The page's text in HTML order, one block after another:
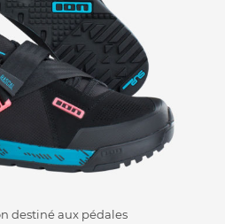
destiné aux pédales